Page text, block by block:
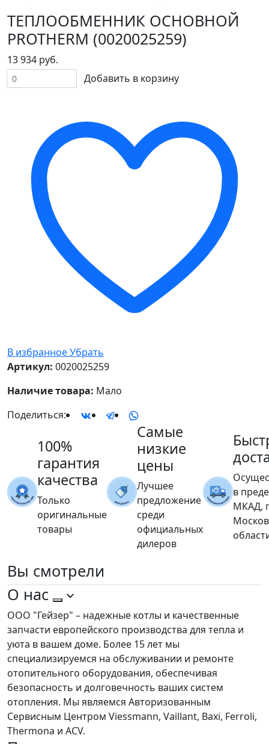
ТЕПЛООБМЕННИК ОСНОВНОЙ
PROTHERM (0020025259)
13 934 руб.
Добавить в корзину
В избранноеУбрать
Артикул: 0020025259
Наличие товара: Мало
Поделиться:
100%
гарантия
качества
Только
оригинальные
товары
Самые
низкие
цены
Лучшее
предложение
среди
официальных
дилеров
в
МКАД,
Вы смотрели
О нас
ООО "Гейзер" – надежные котлы и качественные
запчасти европейского производства для тепла и
уюта в вашем доме. Более 15 лет мы
специализируемся на обслуживании и ремонте
отопительного оборудования, обеспечивая
безопасность и долговечность ваших систем
отопления. Мы являемся Авторизованным
Сервисным Центром Viessmann, Vaillant, Baxi, Ferroli,
Thermona и ACV.